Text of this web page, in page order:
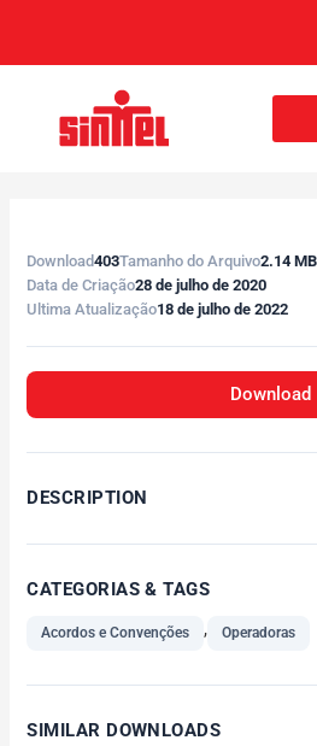
Download403Tamanho do Arquivo2.14 MB
Data de Criação28 de julho de 2020
Ultima Atualização18 de julho de 2022
Download
DESCRIPTION
CATEGORIAS & TAGS
Acordos e Convenções , Operadoras
SIMILAR DOWNLOADS